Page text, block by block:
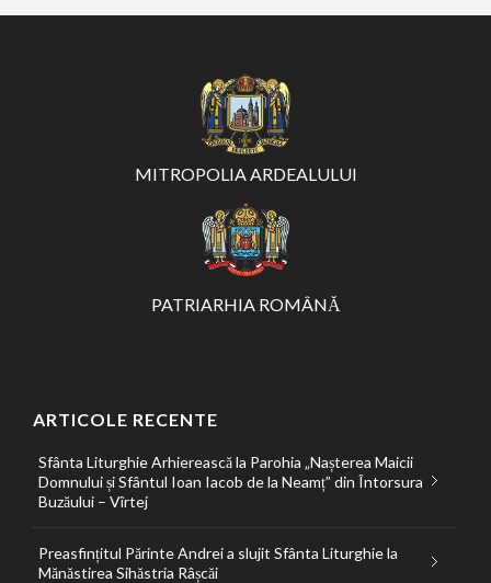
MITROPOLIA ARDEALULUI
PATRIARHIA ROMÂNĂ
ARTICOLE RECENTE
Sfânta Liturghie Arhierească la Parohia „Nașterea Maicii
Domnului și Sfântul Ioan Iacob de la Neamț” din Întorsura
Buzăului – Vîrtej
Preasfințitul Părinte Andrei a slujit Sfânta Liturghie la
Mănăstirea Sihăstria Râșcăi